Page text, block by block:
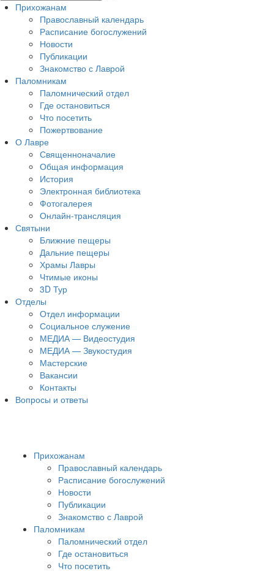
Прихожанам
Православный календарь
Расписание богослужений
Новости
Публикации
Знакомство с Лаврой
Паломникам
Паломнический отдел
Где остановиться
Что посетить
Пожертвование
О Лавре
Священноначалие
Общая информация
История
Электронная библиотека
Фотогалерея
Онлайн-трансляция
Святыни
Ближние пещеры
Дальние пещеры
Храмы Лавры
Чтимые иконы
3D Тур
Отделы
Отдел информации
Социальное служение
МЕДИА — Видеостудия
МЕДИА — Звукостудия
Мастерские
Вакансии
Контакты
Вопросы и ответы
Прихожанам
Православный календарь
Расписание богослужений
Новости
Публикации
Знакомство с Лаврой
Паломникам
Паломнический отдел
Где остановиться
Что посетить